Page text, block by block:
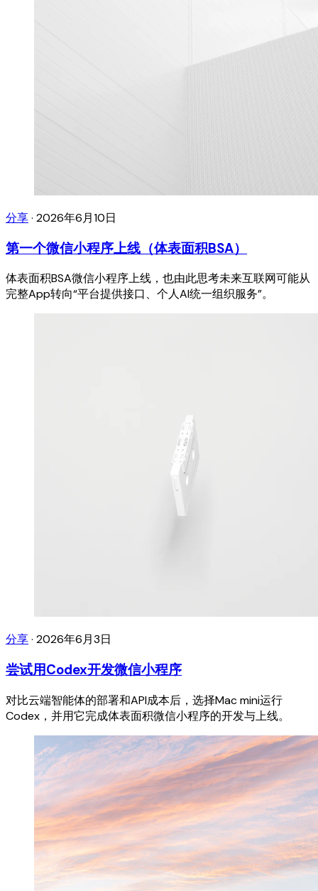
分享· 2026年6月10日
第一个微信小程序上线（体表面积BSA）
体表面积BSA微信小程序上线，也由此思考未来互联网可能从
完整App转向“平台提供接口、个人AI统一组织服务”。
分享· 2026年6月3日
尝试用Codex开发微信小程序
对比云端智能体的部署和API成本后，选择Mac mini运行
Codex，并用它完成体表面积微信小程序的开发与上线。